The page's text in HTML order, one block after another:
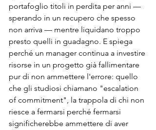
portafoglio titoli in perdita per anni —
sperando in un recupero che spesso
non arriva — mentre liquidano troppo
presto quelli in guadagno. E spiega
perché un manager continua a investire
risorse in un progetto già fallimentare
pur di non ammettere l'errore: quello
che gli studiosi chiamano "escalation
of commitment", la trappola di chi non
riesce a fermarsi perché fermarsi
significherebbe ammettere di aver